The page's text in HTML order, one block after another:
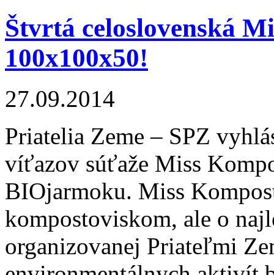
Štvrtá celoslovenská
100x100x50!
27.09.2014
Priatelia Zeme – SPZ
víťazov súťaže Miss
BIOjarmoku. Miss
kompostoviskom, ale o
organizovanej Priateľmi